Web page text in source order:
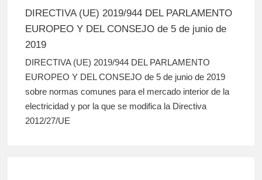
DIRECTIVA (UE) 2019/944 DEL PARLAMENTO
EUROPEO Y DEL CONSEJO de 5 de junio de
2019
DIRECTIVA (UE) 2019/944 DEL PARLAMENTO
EUROPEO Y DEL CONSEJO de 5 de junio de 2019
sobre normas comunes para el mercado interior de la
electricidad y por la que se modifica la Directiva
2012/27/UE